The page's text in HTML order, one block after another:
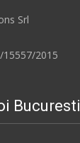
Srl
15557/2015
Bucuresti